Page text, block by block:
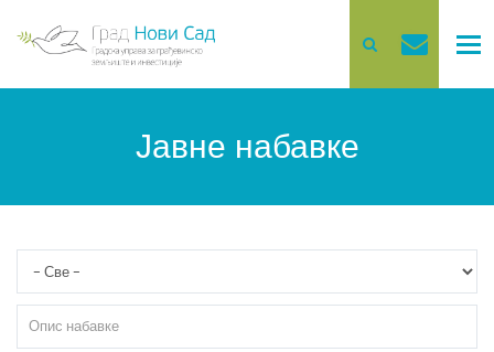
Main
navigationЈавне набавке